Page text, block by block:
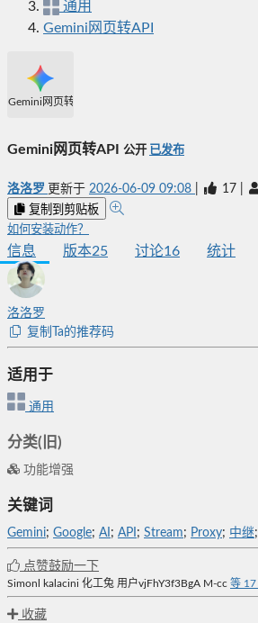
通用
Gemini网页转API
Gemini网页转API
Gemini网页转API 公开 已发布
洛洛罗 更新于 2026-06-09 09:08 17
复制到剪贴板
如何安装动作？
信息 版本25 讨论16 统计
洛洛罗
复制Ta的推荐码
适用于
通用
分类(旧)
功能增强
关键词
Gemini; Google; AI ; API ; Stream; Proxy; 中继;
点赞鼓励一下
Simonl kalacini 化工兔 用户vjFhY3f3BgA M-cc 等 17
收藏